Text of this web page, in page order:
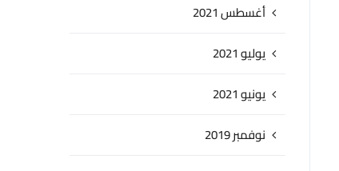
أغسطس 2021
يوليو 2021
يونيو 2021
نوفمبر 2019